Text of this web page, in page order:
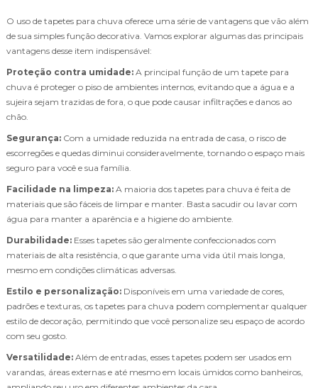
O uso de tapetes para chuva oferece uma série de vantagens que vão além
de sua simples função decorativa. Vamos explorar algumas das principais
vantagens desse item indispensável:
Proteção contra umidade: A principal função de um tapete para
chuva é proteger o piso de ambientes internos, evitando que a água e a
sujeira sejam trazidas de fora, o que pode causar infiltrações e danos ao
chão.
Segurança: Com a umidade reduzida na entrada de casa, o risco de
escorregões e quedas diminui consideravelmente, tornando o espaço mais
seguro para você e sua família.
Facilidade na limpeza: A maioria dos tapetes para chuva é feita de
materiais que são fáceis de limpar e manter. Basta sacudir ou lavar com
água para manter a aparência e a higiene do ambiente.
Durabilidade: Esses tapetes são geralmente confeccionados com
materiais de alta resistência, o que garante uma vida útil mais longa,
mesmo em condições climáticas adversas.
Estilo e personalização: Disponíveis em uma variedade de cores,
padrões e texturas, os tapetes para chuva podem complementar qualquer
estilo de decoração, permitindo que você personalize seu espaço de acordo
com seu gosto.
Versatilidade: Além de entradas, esses tapetes podem ser usados em
varandas, áreas externas e até mesmo em locais úmidos como banheiros,